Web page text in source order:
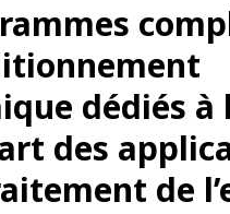
dédiés à
des
de